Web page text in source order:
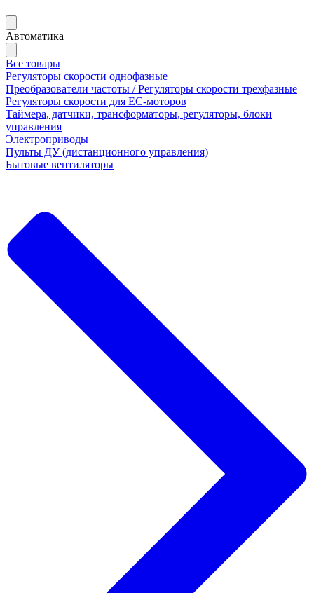
Автоматика
Все товары
Регуляторы скорости однофазные
Преобразователи частоты / Регуляторы скорости трехфазные
Регуляторы скорости для ЕС-моторов
Таймера, датчики, трансформаторы, регуляторы, блоки
управления
Электроприводы
Пульты ДУ (дистанционного управления)
Бытовые вентиляторы